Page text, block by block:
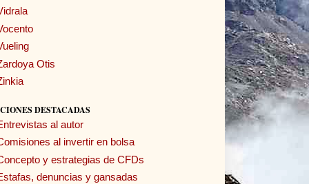
Otis
DESTACADAS
al autor
al invertir en bolsa
y estrategias de CFDs
denuncias y gansadas